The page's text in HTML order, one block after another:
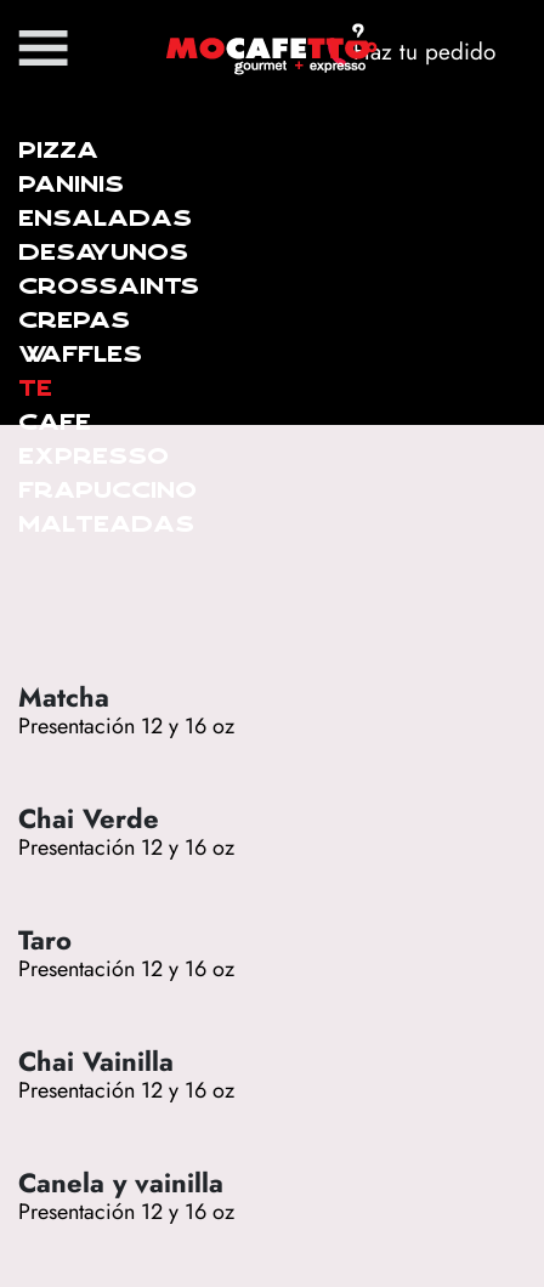
Haz tu pedido
PIZZA
PANINIS
ENSALADAS
DESAYUNOS
CROSSAINTS
CREPAS
WAFFLES
TE
CAFE
Matcha
Presentación 12 y 16 oz
Chai Verde
Presentación 12 y 16 oz
Taro
Presentación 12 y 16 oz
Chai Vainilla
Presentación 12 y 16 oz
Canela y vainilla
Presentación 12 y 16 oz